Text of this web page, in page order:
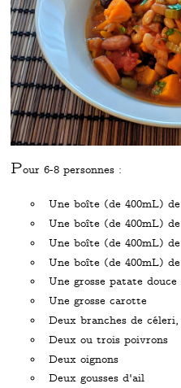
Pour 6-8 personnes :
Une boîte (de 400mL)
Une boîte (de 400mL)
Une boîte (de 400mL)
Une boîte (de 400mL)
Une grosse patate douce
Une grosse carotte
Deux branches de
Deux ou trois poivrons
Deux oignons
Deux gousses d'ail